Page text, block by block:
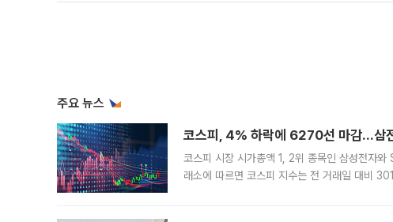
주요 뉴스
코스피, 4% 하락에 6270선 마감…삼
코스피 시장 시가총액 1, 2위 종목인 삼성전자
래소에 따르면 코스피 지수는 전 거래일 대비